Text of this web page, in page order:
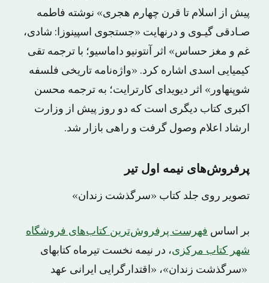
ﭘﻴﺶ ﺍﺯ ﺍﺳﻼﻡ ﺗﺎ ﻗﺮﻥ ﭼﻬﺎﺭﻡ ﻫﺠﺮی» نوشته ﻓﺎﻃﻤﻪ
ﺻـﺎﺩقی ﮔﻴـﻮی و ﺩﺭنهایت «ﺟﺴﺘﺠﻮی ﺍﺳﭙﻴﻨﻮﺯﺍ: ﺷﺎﺩی،
ﻏﻢ ﻭ ﻣﻐﺰ ﺣﺴﺎﺱ» اثر ﺁﻧﺘﻮﻧﻴﻮ ﺩﺍﻣﺎﺳﻴﻮ؛ با ترجمه تقی
ﻛﻴﻤﻴﺎیی ﺍﺳﺪی اشاره کرد. «ﻭﺍﮊﻩ‌ﻧﺎﻣﻪ ﺗﺎﺭیخی ﻓﻠﺴﻔﻪ
ﺷﻮﭘﻨﻬﺎﻭﺭ» اثر ﺩﻳﻮﻳﺪﺍی ﻛﺎﺭﺗﺮﺍﻳﺖ؛ به ترجمه ﻣﺤﺴﻦ
ﺍﻛﺒﺮی کتاب دیگری است که دو روز پیش از وزارت
ارشاد اعلام وصول گرفت و راهی بازار شد.
پرفروش‌های نیمه اول تیر
تصویر روی جلد کتاب «سرگذشت زندان»
بر اساس فهرست پرفروش‌ترین کتاب‌های فروشگاه
شهر کتاب مرکزی، در نیمه نخست تیرماه کتابهای
«سرگذشت زندان»، «اقتدارگرایی ایرانی عهد